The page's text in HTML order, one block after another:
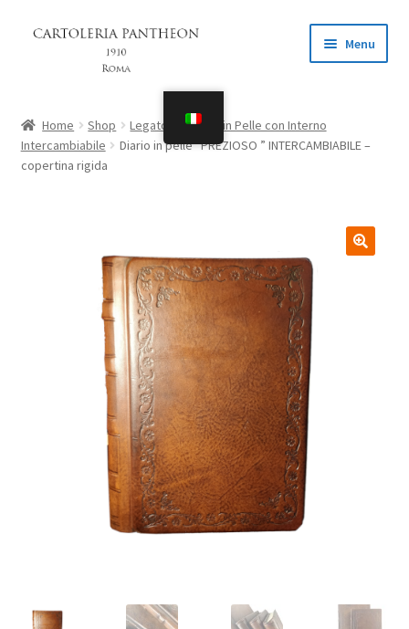
Vai
Vai
Menu
Shop
Espandi
Home Shop Legatoria
Diari in Pelle con Interno
Intercambiabile
Diario in pelle “PREZIOSO ” INTERCAMBIABILE –
copertina rigida